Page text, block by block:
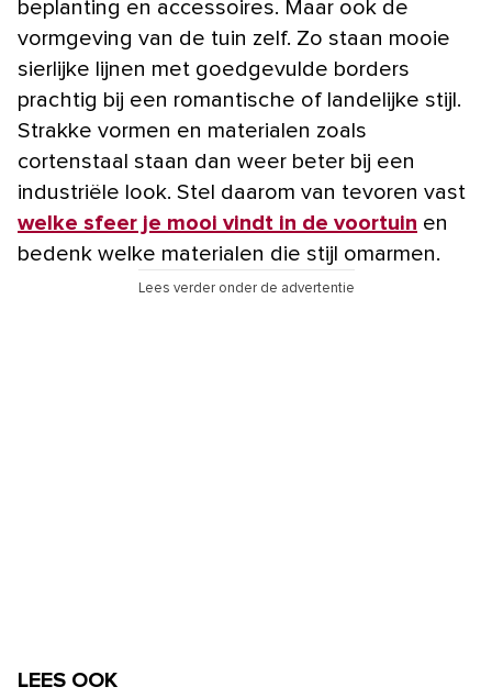
beplanting en accessoires. Maar ook de
vormgeving van de tuin zelf. Zo staan mooie
sierlijke lijnen met goedgevulde borders
prachtig bij een romantische of landelijke stijl.
Strakke vormen en materialen zoals
cortenstaal staan dan weer beter bij een
industriële look. Stel daarom van tevoren vast
welke sfeer je mooi vindt in de voortuin en
bedenk welke materialen die stijl omarmen.
Lees verder onder de advertentie
LEES OOK